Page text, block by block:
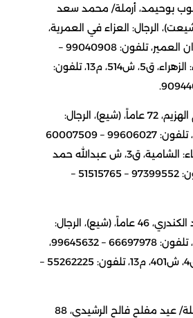
بوحيمد، أرملة/ محمد سعد
(شيعت)، الرجال: العزاء في العمرية،
ق1، ش2، م10، ديوان العمير، تلفون: 99040908 –
99102077، النساء: الزهراء، ق5، ش514، م13، تلفون:
جاسم محمد هزيم الهزيم، 72 عاماً، (شيع)، الرجال:
العزاء في المقبرة، تلفون: 99606027 – 60007509
– 99481869، النساء: الشامية، ق3، ش عبدالله حمد
النفيسي، م4، تلفون: 97399552 – 51515765 –
بدر إسماعيل أحمد الكندري، 46 عاماً، (شيع)، الرجال:
العزاء في المقبرة، تلفون: 66697978 – 99645632،
النساء: الشهداء، ق4، ش401، م13، تلفون: 55262225 –
رابحة ثاري ساير، أرملة/ عيد مفلح فالح الرشيدي، 88